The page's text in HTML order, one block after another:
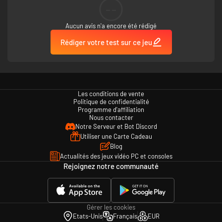
Aucun avis n'a encore été rédigé
Rédiger votre test sur ce jeu
Les conditions de vente
Politique de confidentialité
Programme d'affiliation
Nous contacter
Notre Serveur et Bot Discord
Utiliser une Carte Cadeau
Blog
Actualités des jeux vidéo PC et consoles
Rejoignez notre communauté
Gérer les cookies
Etats-Unis
Français EUR